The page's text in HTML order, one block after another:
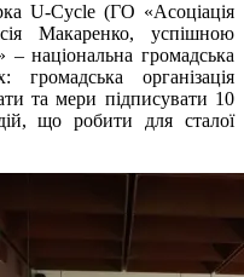
U-Cycle (ГО «Асоціація
Макаренко, успішною
– національна громадська
організація
та мери підписувати 10
що робити для сталої